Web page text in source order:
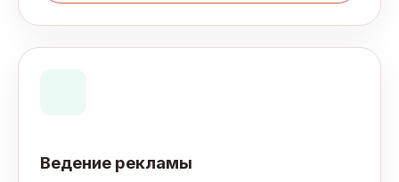
Ведение рекламы